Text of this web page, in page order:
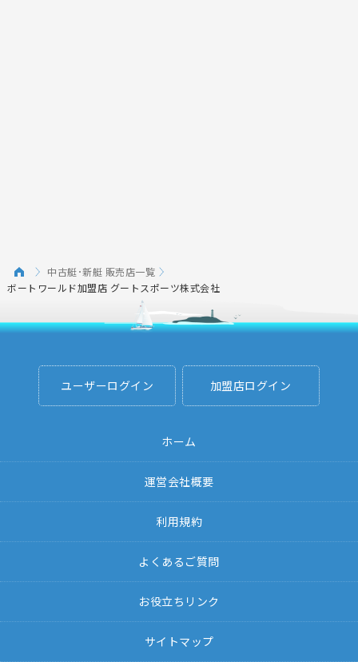
中古艇･新艇 販売店一覧
ボートワールド加盟店 グートスポーツ株式会社
ユーザーログイン 加盟店ログイン
ホーム
運営会社概要
利用規約
よくあるご質問
お役立ちリンク
サイトマップ